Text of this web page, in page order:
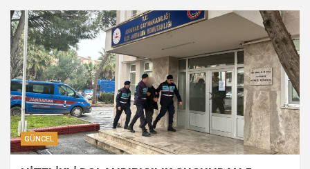
GÜNCEL